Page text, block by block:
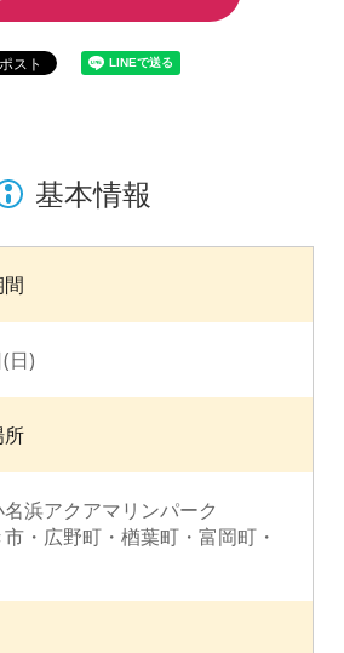
基本情報
日)
所
浜アクアマリンパーク
・広野町・楢葉町・富岡町・